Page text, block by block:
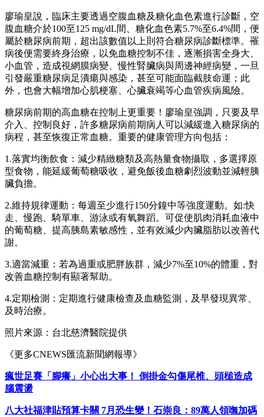
廖瑜皇說，臨床主要透過空腹血糖及糖化血色素進行診斷，空
腹血糖介於100至125 mg/dL間、糖化血色素5.7%至6.4%間，便
屬於糖尿病前期，超出該數值以上則符合糖尿病診斷標準。罹
病後便需要終身治療，以免血糖控制不佳，逐漸損害全身大、
小血管，造成視網膜病變、慢性腎臟病與周邊神經病變，一旦
引發嚴重糖尿病足潰瘍與感染，甚至可能面臨截肢命運；此
外，也會大幅增加心肌梗塞、心臟衰竭等心血管疾病風險。
糖尿病前期的高血糖在控制上更重要！廖瑜皇強調，只要及早
介入、控制良好，許多糖尿病前期病人可以減緩進入糖尿病的
病程，甚至恢復正常血糖。重要的健康管理方向包括：
1.落實均衡飲食：減少精緻糖類及高熱量食物攝取，多選擇原
型食物，能延緩葡萄糖吸收，避免飯後血糖劇烈波動並減輕胰
臟負擔。
2.維持規律運動：每週至少進行150分鐘中等強度運動。如:快
走、慢跑、騎單車、游泳或有氧舞蹈。可促使肌肉消耗血液中
的葡萄糖、提高胰島素敏感性，並有效減少內臟脂肪以改善代
謝。
3.適當減重：若為過重或肥胖族群，減少7%至10%的體重，對
改善血糖控制有顯著幫助。
4.定期檢測：定期進行健康檢查及血糖監測，及早發現異常、
及時治療。
照片來源：台北慈濟醫院提供
《更多CNEWS匯流新聞網報導》
瘋世足賽「腳癢」小心出大事！ 倒掛金勾傷尾椎、頭槌造成
腦震盪
八大社福津貼預算卡關 7月恐生變！石崇良：89萬人領嘸加碼